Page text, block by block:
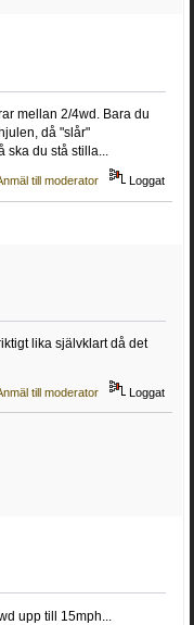
mellan 2/4wd. Bara du
då "slår"
ska du stå stilla...
till moderator Loggat
lika självklart då det
till moderator Loggat
upp till 15mph...